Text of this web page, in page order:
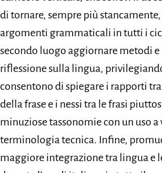
di tornare, sempre più stancamente,
argomenti grammaticali in tutti i
secondo luogo aggiornare metodi
riflessione sulla lingua,
consentono di spiegare i rapporti
della frase e i nessi tra le frasi
minuziose tassonomie con un uso a
terminologia tecnica. Infine,
maggiore integrazione tra lingua e